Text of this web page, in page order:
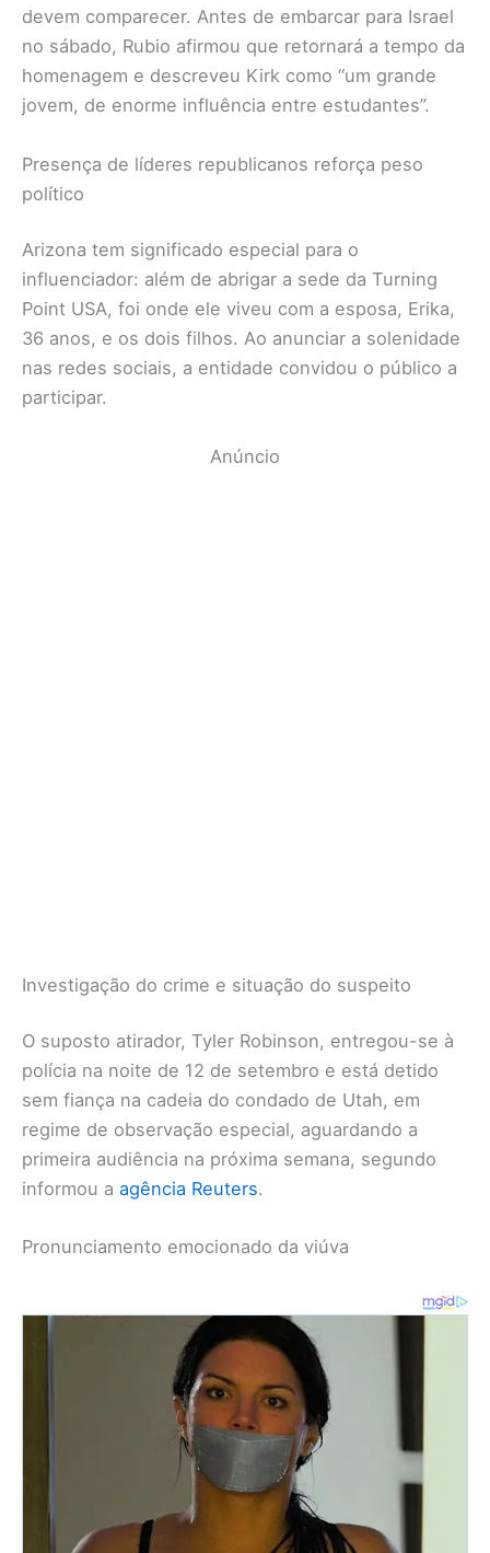
devem comparecer. Antes de embarcar para Israel
no sábado, Rubio afirmou que retornará a tempo da
homenagem e descreveu Kirk como “um grande
jovem, de enorme influência entre estudantes”.
Presença de líderes republicanos reforça peso
político
Arizona tem significado especial para o
influenciador: além de abrigar a sede da Turning
Point USA, foi onde ele viveu com a esposa, Erika,
36 anos, e os dois filhos. Ao anunciar a solenidade
nas redes sociais, a entidade convidou o público a
participar.
Anúncio
Investigação do crime e situação do suspeito
O suposto atirador, Tyler Robinson, entregou-se à
polícia na noite de 12 de setembro e está detido
sem fiança na cadeia do condado de Utah, em
regime de observação especial, aguardando a
primeira audiência na próxima semana, segundo
informou a agência Reuters.
Pronunciamento emocionado da viúva